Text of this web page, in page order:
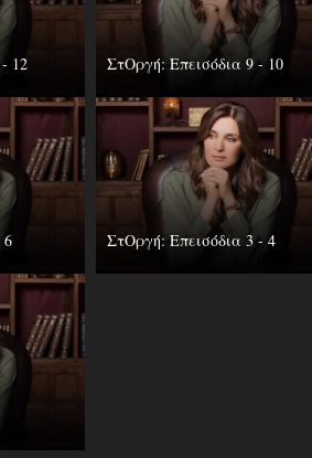
12 ΣτΟργή: Επεισόδια 9 - 10
ΣτΟργή: Επεισόδια 3 - 4